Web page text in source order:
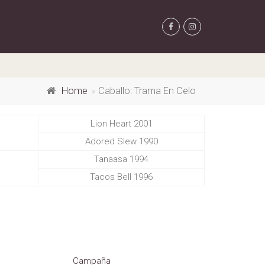
Home Caballo: Trama En Celo
Lion Heart 2001
Adored Slew 1990
Tanaasa 1994
Tacos Bell 1996
Campaña